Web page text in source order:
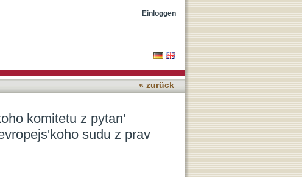
katuvannjam taEinloggen
« zurück
komitetu z pytanʹ
sudu z prav